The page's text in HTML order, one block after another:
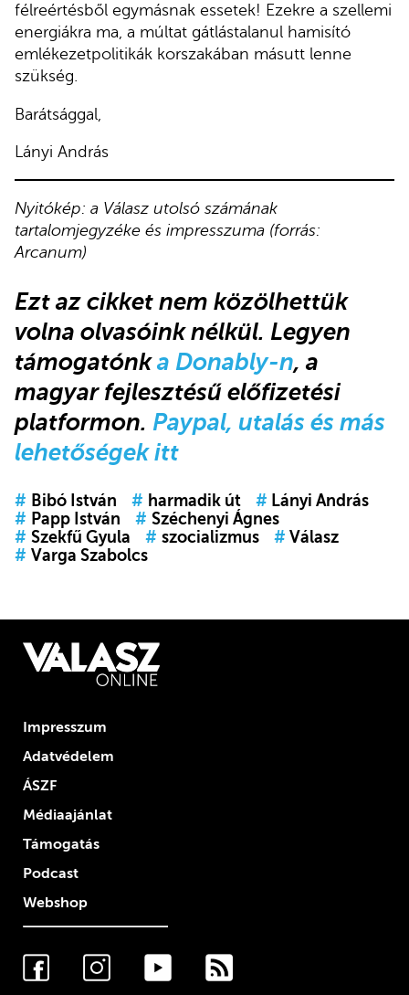
félreértésből egymásnak essetek! Ezekre a szellemi
energiákra ma, a múltat gátlástalanul hamisító
emlékezetpolitikák korszakában másutt lenne
szükség.
Barátsággal,
Lányi András
Nyitókép: a Válasz utolsó számának
tartalomjegyzéke és impresszuma (forrás:
Arcanum)
Ezt az cikket nem közölhettük
volna olvasóink nélkül. Legyen
támogatónka Donably-n, a
magyar fejlesztésű előfizetési
platformon. Paypal, utalás és más
lehetőségek itt
# Bibó István # harmadik út # Lányi András
# Papp István # Széchenyi Ágnes
# Szekfű Gyula # szocializmus # Válasz
# Varga Szabolcs
Impresszum
Adatvédelem
ÁSZF
Médiaajánlat
Támogatás
Podcast
Webshop